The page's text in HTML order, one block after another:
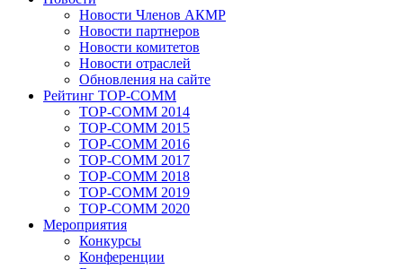
Новости Членов АКМР
Новости партнеров
Новости комитетов
Новости отраслей
Обновления на сайте
Рейтинг TOP-COMM
TOP-COMM 2014
TOP-COMM 2015
TOP-COMM 2016
TOP-COMM 2017
TOP-COMM 2018
TOP-COMM 2019
TOP-COMM 2020
Мероприятия
Конкурсы
Конференции